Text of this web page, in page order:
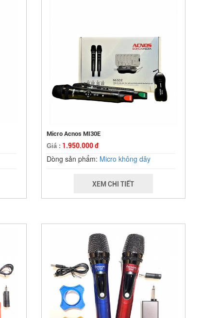
Micro Acnos MI30E
Giá : 1.950.000 đ
Dòng sản phẩm: Micro không dây
XEM CHI TIẾT